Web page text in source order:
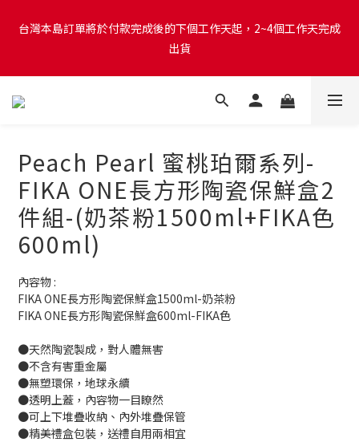
府演習期間，部分地區行動網路可能降速，官網操作可能受到影
響，建議避開期間進行下單等操作，造成不便敬請見諒。
台灣本島訂單將於付款完成後的下個工作天起，2~4個工作天完成
出貨
【重要公告｜政府演習期間服務提醒】8/10、8/13 14:30–15:00政
府演習期間，部分地區行動網路可能降速，官網操作可能受到影
響，建議避開期間進行下單等操作，造成不便敬請見諒。
Peach Pearl 蜜桃珀爾系列-
FIKA ONE長方形陶瓷保鮮盒2
件組-(奶茶粉1500ml+FIKA色
600ml)
內容物 :
FIKA ONE長方形陶瓷保鮮盒1500ml-奶茶粉
FIKA ONE長方形陶瓷保鮮盒600ml-FIKA色
●天然陶瓷製成，對人體無害
●不含有害重金屬
●無塑環保，地球永續
●透明上蓋，內容物一目瞭然
●可上下堆疊收納、內外堆疊保管
●精美禮盒包裝，送禮自用兩相宜